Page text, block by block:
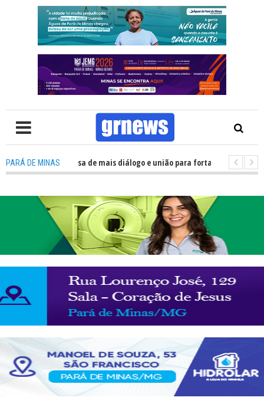
PARÁ DE MINAS
TV: Política precisa de mais diálogo e união para fortalecer Minas e Pará